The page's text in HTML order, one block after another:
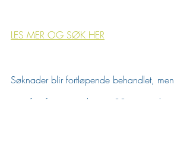
LES MER OG SØK HER
Søknader blir fortløpende behandlet, men
siste frist for innsending er 30. september